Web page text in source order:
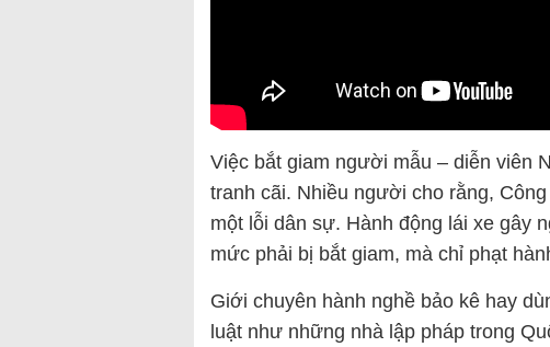
Việc bắt giam người mẫu – diễn viên
tranh cãi. Nhiều người cho rằng,
một lỗi dân sự. Hành động lái xe gây
mức phải bị bắt giam, mà chỉ phạt
Giới chuyên hành nghề bảo kê hay
luật như những nhà lập pháp trong